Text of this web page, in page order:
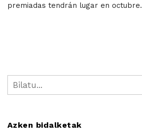
premiadas tendrán lugar en octubre.
Azken bidalketak